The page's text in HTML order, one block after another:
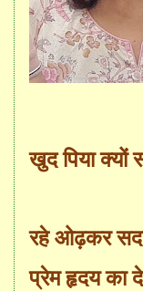
खुद पिया क्यों
रहे ओढ़कर
प्रेम हृदय का